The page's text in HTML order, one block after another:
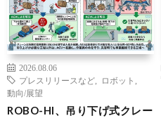
2026.08.06
プレスリリースなど
ロボット
動向/展望
ROBO-HI、吊り下げ式クレー